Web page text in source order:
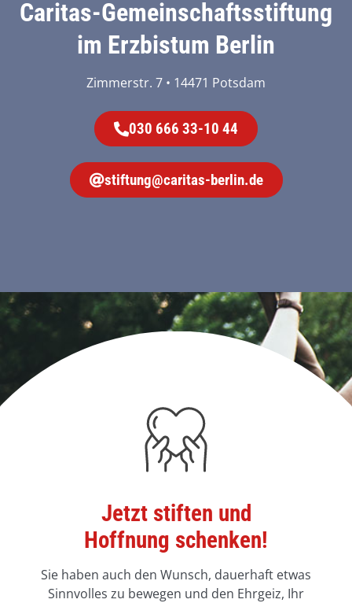
Caritas-Gemeinschaftsstiftung
im Erzbistum Berlin
Zimmerstr. 7 • 14471 Potsdam
030 666 33-10 44
stiftung@caritas-berlin.de
Jetzt stiften und
Hoffnung schenken!
Sie haben auch den Wunsch, dauerhaft etwas
Sinnvolles zu bewegen und den Ehrgeiz, Ihr